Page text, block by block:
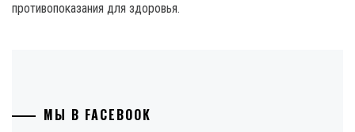
противопоказания для здоровья.
МЫ В FACEBOOK